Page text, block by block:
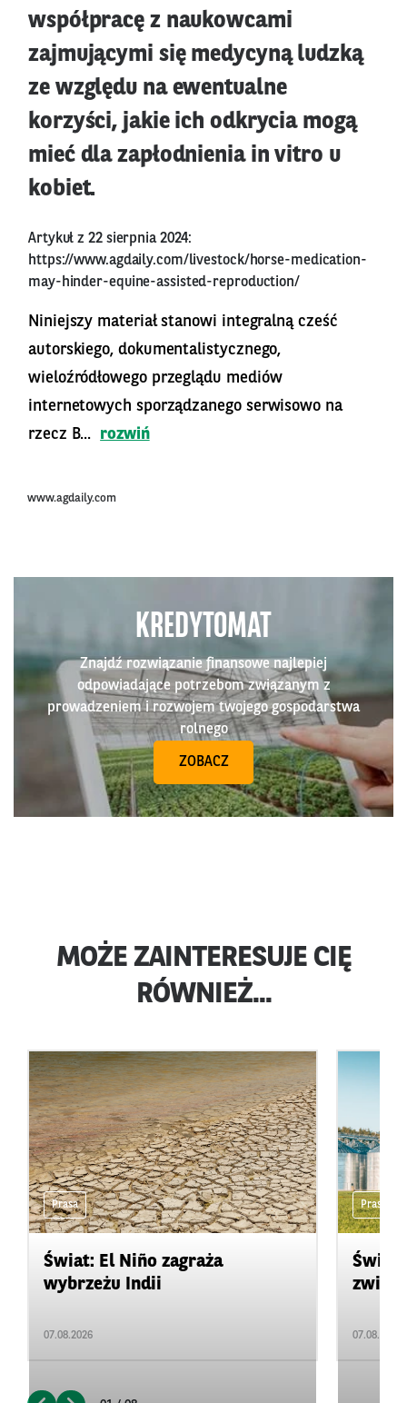
współpracę z naukowcami
zajmującymi się medycyną ludzką
ze względu na ewentualne
korzyści, jakie ich odkrycia mogą
mieć dla zapłodnienia in vitro u
kobiet.
Artykuł z 22 sierpnia 2024:
https://www.agdaily.com/livestock/horse-medication-
may-hinder-equine-assisted-reproduction/
Niniejszy materiał stanowi integralną cześć
autorskiego, dokumentalistycznego,
wieloźródłowego przeglądu mediów
internetowych sporządzanego serwisowo na
rzecz B...
rozwiń
www.agdaily.com
KREDYTOMAT
Znajdź rozwiązanie finansowe najlepiej
odpowiadające potrzebom związanym z
prowadzeniem i rozwojem twojego gospodarstwa
rolnego
ZOBACZ
MOŻE ZAINTERESUJE CIĘ
RÓWNIEŻ...
Prasa
Świat: El Niño zagraża
wybrzeżu Indii
07.08.2026
Prasa
07.08.2026